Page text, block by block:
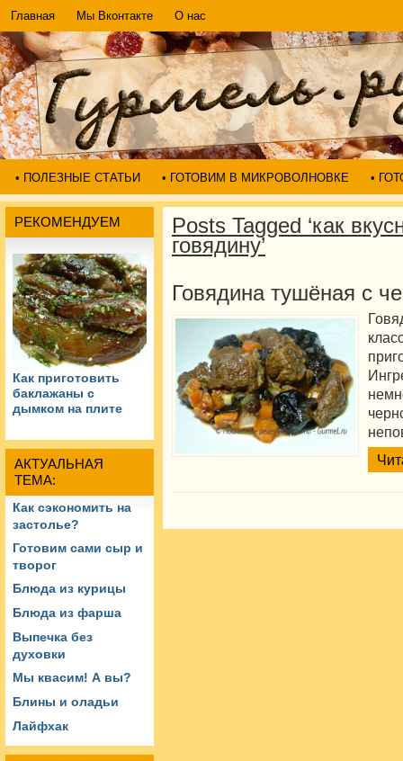
Главная Мы Вконтакте О нас
• ПОЛЕЗНЫЕ СТАТЬИ • ГОТОВИМ В МИКРОВОЛНОВКЕ •
РЕКОМЕНДУЕМ
Как приготовить
баклажаны с
дымком на плите
АКТУАЛЬНАЯ
ТЕМА:
Как сэкономить на
застолье?
Готовим сами сыр и
творог
Блюда из курицы
Блюда из фарша
Выпечка без
духовки
Мы квасим! А вы?
Блины и оладьи
Лайфхак
Posts Tagged ‘как
говядину’
Говядина тушёная с